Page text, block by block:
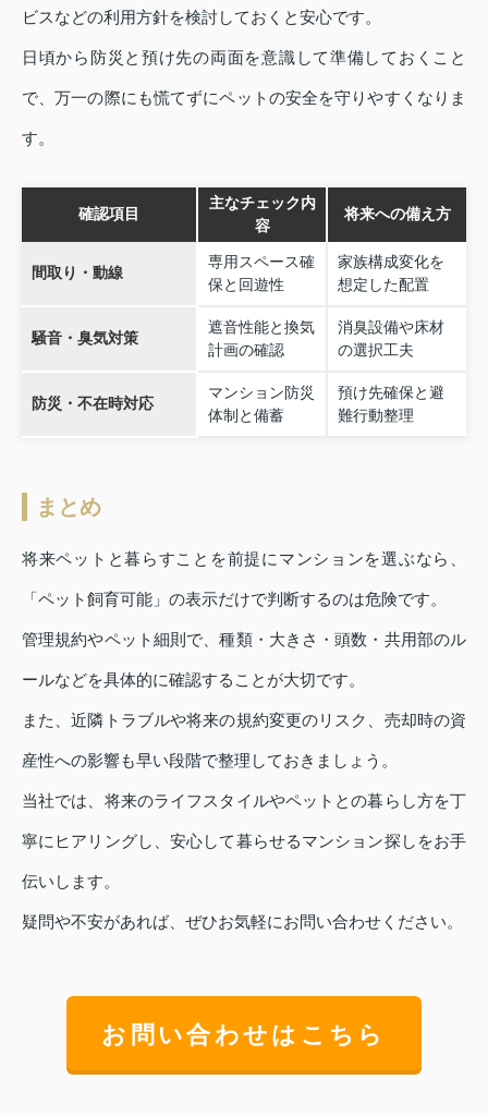
ビスなどの利用方針を検討しておくと安心です。
日頃から防災と預け先の両面を意識して準備しておくこと
で、万一の際にも慌てずにペットの安全を守りやすくなりま
す。
確認項目
主なチェック内
容
将来への備え方
間取り・動線
専用スペース確
保と回遊性
家族構成変化を
想定した配置
騒音・臭気対策
遮音性能と換気
計画の確認
消臭設備や床材
の選択工夫
防災・不在時対応
マンション防災
体制と備蓄
預け先確保と避
難行動整理
まとめ
将来ペットと暮らすことを前提にマンションを選ぶなら、
「ペット飼育可能」の表示だけで判断するのは危険です。
管理規約やペット細則で、種類・大きさ・頭数・共用部のル
ールなどを具体的に確認することが大切です。
また、近隣トラブルや将来の規約変更のリスク、売却時の資
産性への影響も早い段階で整理しておきましょう。
当社では、将来のライフスタイルやペットとの暮らし方を丁
寧にヒアリングし、安心して暮らせるマンション探しをお手
伝いします。
疑問や不安があれば、ぜひお気軽にお問い合わせください。
お問い合わせはこちら